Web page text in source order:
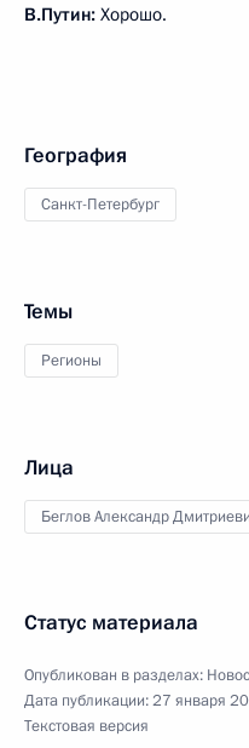
В.Путин: Хорошо.
География
Санкт-Петербург
Темы
Регионы
Лица
Беглов Александр
Статус материала
Опубликован в разделах:
Дата публикации:27 января
Текстовая версия